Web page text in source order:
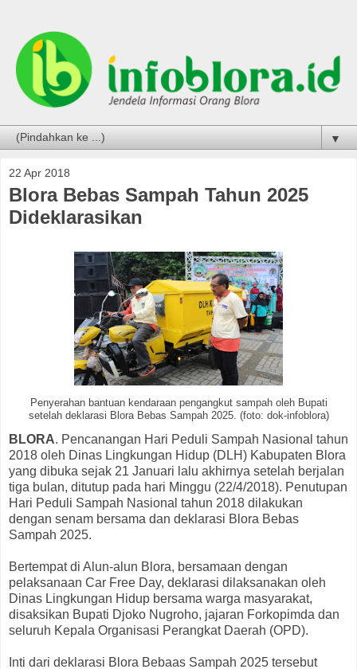
▼
22 Apr 2018
Blora Bebas Sampah Tahun 2025
Dideklarasikan
Penyerahan bantuan kendaraan pengangkut sampah oleh Bupati
setelah deklarasi Blora Bebas Sampah 2025. (foto: dok-infoblora)
BLORA. Pencanangan Hari Peduli Sampah Nasional tahun
2018 oleh Dinas Lingkungan Hidup (DLH) Kabupaten Blora
yang dibuka sejak 21 Januari lalu akhirnya setelah berjalan
tiga bulan, ditutup pada hari Minggu (22/4/2018). Penutupan
Hari Peduli Sampah Nasional tahun 2018 dilakukan
dengan senam bersama dan deklarasi Blora Bebas
Sampah 2025.
Bertempat di Alun-alun Blora, bersamaan dengan
pelaksanaan Car Free Day, deklarasi dilaksanakan oleh
Dinas Lingkungan Hidup bersama warga masyarakat,
disaksikan Bupati Djoko Nugroho, jajaran Forkopimda dan
seluruh Kepala Organisasi Perangkat Daerah (OPD).
Inti dari deklarasi Blora Bebaas Sampah 2025 tersebut